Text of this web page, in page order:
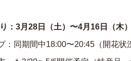
：3月28日（土）〜4月16日（木）
：同期間中18:00〜20:45（開花状